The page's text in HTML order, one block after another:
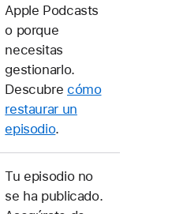
Apple Podcasts
o porque
necesitas
gestionarlo.
Descubre cómo
restaurar un
episodio.
Tu episodio no
se ha publicado.